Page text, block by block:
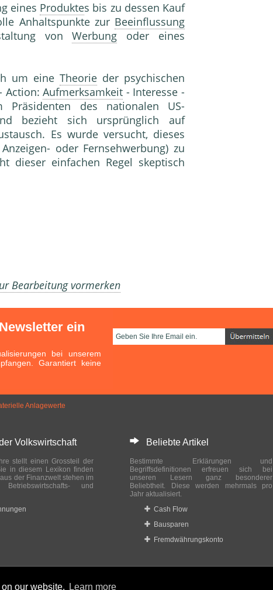
our website. Learn more
eines Produktes bis zu dessen Kauf
Anhaltspunkte zur Beeinflussung
vonWerbung oder eines
um eine Theorieder psychischen
Action:Aufmerksamkeit - Interesse -
des nationalen US-
bezieht sich ursprünglich auf
Es wurde versucht, dieses
oder Fernsehwerbung) zu
dieser einfachen Regel skeptisch
Bearbeitung vormerken
ein
bei unserem
Garantiert keine
Anlagewerte
Volkswirtschaft
stellt einen Grossteil der
in diesem Lexikon finden
der Finanzwelt stehen im
und
Beliebte Artikel
Bestimmte Erklärungen und
Begriffsdefinitionen erfreuen sich bei
unseren Lesern ganz besonderer
Beliebtheit. Diese werden mehrmals pro
Jahr aktualisiert.
Cash Flow
Bausparen
Fremdwährungskonto